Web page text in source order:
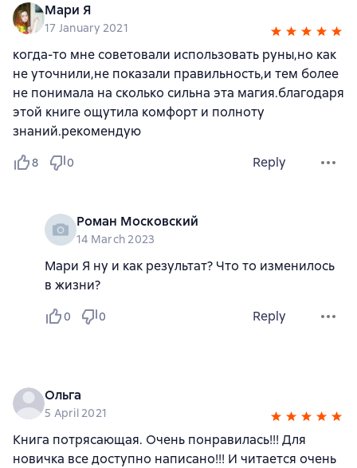
Мари Я
17 January 2021
когда-то мне советовали использовать руны,но как
не уточнили,не показали правильность,и тем более
не понимала на сколько сильна эта магия.благодаря
этой книге ощутила комфорт и полноту
знаний.рекомендую
8 0 Reply
Роман Московский
14 March 2023
Мари Я ну и как результат? Что то изменилось
в жизни?
0 0 Reply
Ольга
5 April 2021
Книга потрясающая. Очень понравилась!!! Для
новичка все доступно написано!!! И читается очень